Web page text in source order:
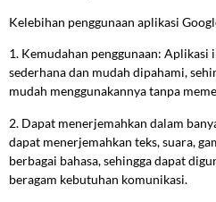
Kelebihan penggunaan aplikasi
1. Kemudahan penggunaan:
sederhana dan mudah dipahami,
mudah menggunakannya tanpa
2. Dapat menerjemahkan dalam
dapat menerjemahkan teks, suara,
berbagai bahasa, sehingga dapat
beragam kebutuhan komunikasi.